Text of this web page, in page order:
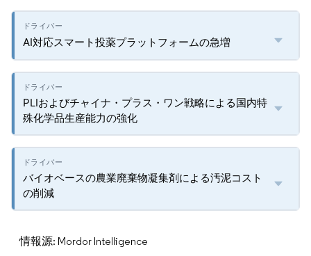
AI対応スマート投薬プラットフォームの急増
PLIおよびチャイナ・プラス・ワン戦略による国内特
殊化学品生産能力の強化
バイオベースの農業廃棄物凝集剤による汚泥コスト
の削減
情報源: Mordor Intelligence